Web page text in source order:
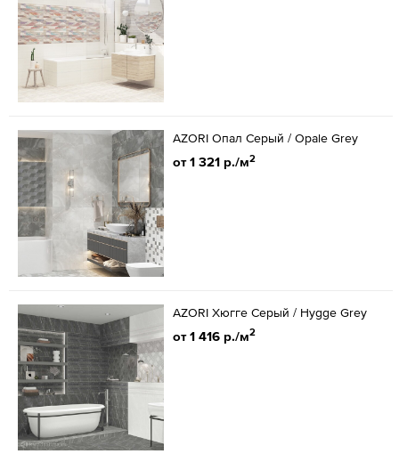
AZORI Опал Серый / Opale Grey
от 1 321 р./м2
AZORI Хюгге Серый / Hygge Grey
от 1 416 р./м2